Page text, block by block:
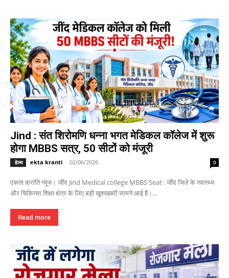
Jind : संत शिरोमणि धन्ना भगत मेडिकल कॉलेज में शुरू
होगा MBBS सत्र, 50 सीटों को मंजूरी
हेल्थ ekta kranti - 02/06/2026 0
एकता क्रांति न्यूज। जींद Jind Medical college MBBS Seat : जींद जिले के स्वास्थ्य
और चिकित्सा शिक्षा क्षेत्र के लिए बड़ी खुशखबरी सामने आई है।...
Read more